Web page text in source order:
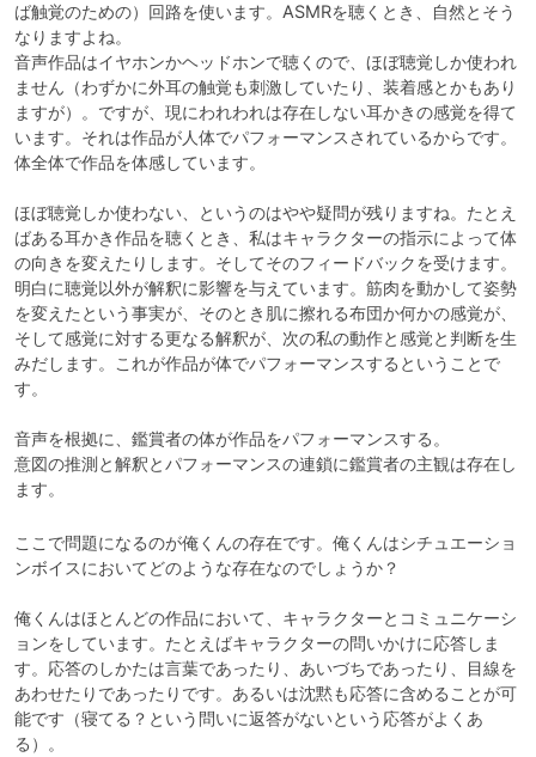
ば触覚のための）回路を使います。ASMRを聴くとき、自然とそう
なりますよね。
音声作品はイヤホンかヘッドホンで聴くので、ほぼ聴覚しか使われ
ません（わずかに外耳の触覚も刺激していたり、装着感とかもあり
ますが）。ですが、現にわれわれは存在しない耳かきの感覚を得て
います。それは作品が人体でパフォーマンスされているからです。
体全体で作品を体感しています。
ほぼ聴覚しか使わない、というのはやや疑問が残りますね。たとえ
ばある耳かき作品を聴くとき、私はキャラクターの指示によって体
の向きを変えたりします。そしてそのフィードバックを受けます。
明白に聴覚以外が解釈に影響を与えています。筋肉を動かして姿勢
を変えたという事実が、そのとき肌に擦れる布団か何かの感覚が、
そして感覚に対する更なる解釈が、次の私の動作と感覚と判断を生
みだします。これが作品が体でパフォーマンスするということで
す。
音声を根拠に、鑑賞者の体が作品をパフォーマンスする。
意図の推測と解釈とパフォーマンスの連鎖に鑑賞者の主観は存在し
ます。
ここで問題になるのが俺くんの存在です。俺くんはシチュエーショ
ンボイスにおいてどのような存在なのでしょうか？
俺くんはほとんどの作品において、キャラクターとコミュニケーシ
ョンをしています。たとえばキャラクターの問いかけに応答しま
す。応答のしかたは言葉であったり、あいづちであったり、目線を
あわせたりであったりです。あるいは沈黙も応答に含めることが可
能です（寝てる？という問いに返答がないという応答がよくあ
る）。